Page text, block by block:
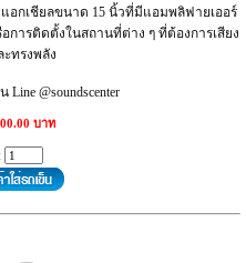
อกเชียลขนาด 15 นิ้วที่มีแอมพลิฟายเออร์
ารติดตั้งในสถานที่ต่าง ๆ ที่ต้องการเสียง
ทรงพลัง
@soundscenter
บาท